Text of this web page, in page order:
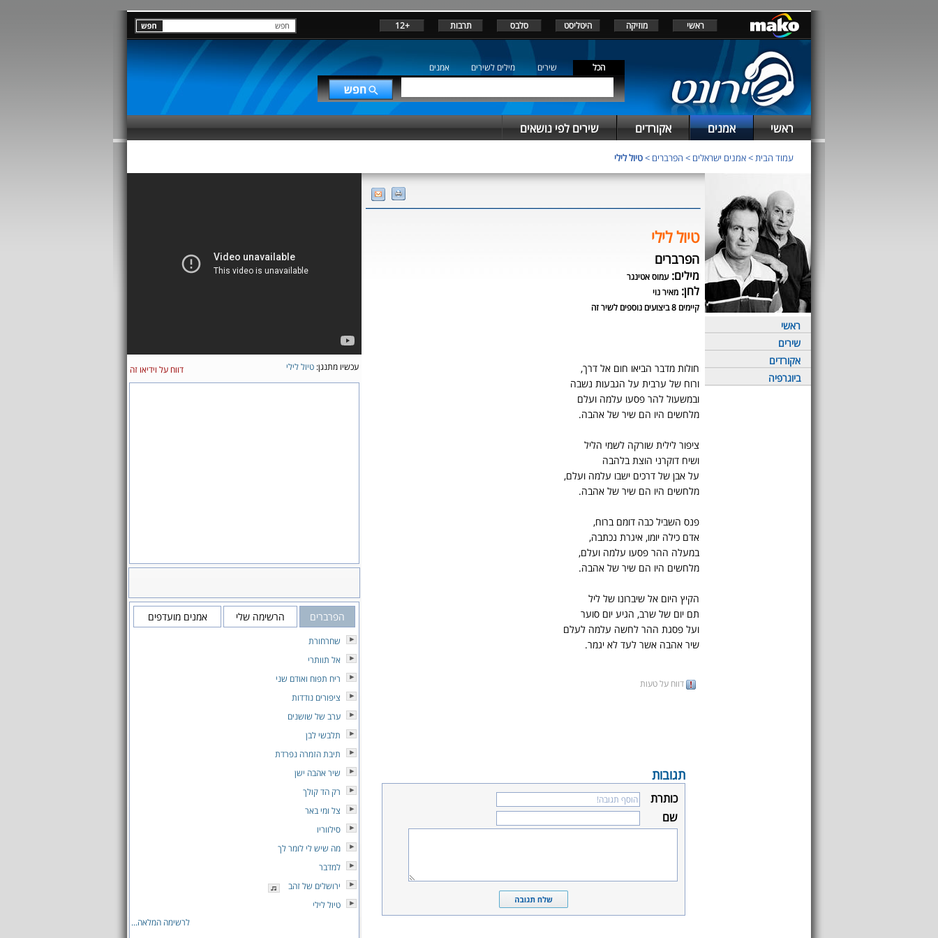
ראשי מוזיקה היטליסט סלבס תרבות +12
הכל שירים מילים לשירים אמנים
ראשי אמנים אקורדים שירים לפי נושאים
עמוד הבית>אמנים ישראלים > הפרברים >טיול לילי
ראשי
שירים
אקורדים
ביוגרפיה
טיול לילי
הפרברים
מילים:עמוס אטינגר
לחן: מאיר נוי
קיימים 8 ביצועים נוספים לשיר זה
חולות מדבר הביאו חום אל דרך,
ורוח של ערבית על הגבעות נשבה
ובמשעול להר פסעו עלמה ועלם
מלחשים היו הם שיר של אהבה.
ציפור לילית שורקה לשמי הליל
ושיח דוקרני הוצת בלהבה
על אבן של דרכים ישבו עלמה ועלם,
מלחשים היו הם שיר של אהבה.
פנס השביל כבה דומם ברוח,
אדם כילה יומו, איגרת נכתבה,
במעלה ההר פסעו עלמה ועלם,
מלחשים היו הם שיר של אהבה.
הקיץ היום אל שיברונו של ליל
תם יום של שרב, הגיע יום סוער
ועל פסגת ההר לחשה עלמה לעלם
שיר אהבה אשר לעד לא יגמר.
דווח על טעות
תגובות
כותרת
שם
עכשיו מתנגן: טיול לילי דווח על וידיאו זה
הפרברים הרשימה שלי אמנים מועדפים
שחרחורת
אל תוותרי
ריח תפוח ואודם שני
ציפורים נודדות
ערב של שושנים
תלבשי לבן
תיבת הזמרה נפרדת
שיר אהבה ישן
רק הד קולך
צל ומי באר
סילווריו
מה שיש לי לומר לך
למדבר
ירושלים של זהב
טיול לילי
לרשימה המלאה...